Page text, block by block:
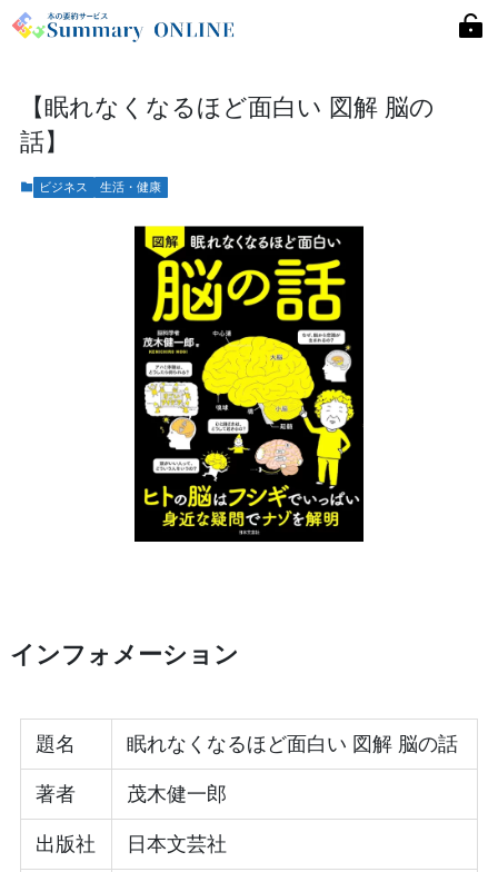
【眠れなくなるほど面白い 図解 脳の
話】
ビジネス 生活・健康
インフォメーション
題名 眠れなくなるほど面白い 図解 脳の話
著者 茂木健一郎
出版社 日本文芸社